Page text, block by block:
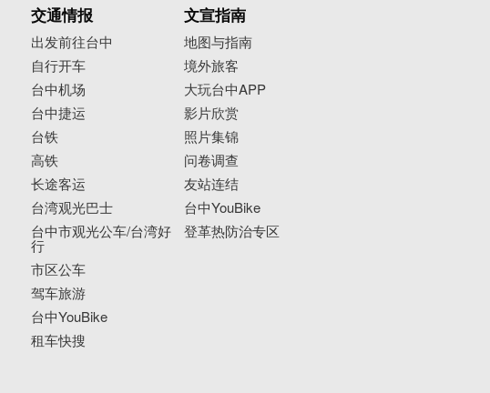
交通情报
出发前往台中
自行开车
台中机场
台中捷运
台铁
高铁
长途客运
台湾观光巴士
台中市观光公车/台湾好
行
市区公车
驾车旅游
台中YouBike
租车快搜
文宣指南
地图与指南
境外旅客
大玩台中APP
影片欣赏
照片集锦
问卷调查
友站连结
台中YouBike
登革热防治专区